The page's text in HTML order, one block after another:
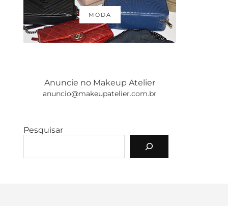
MODA
Anuncie no Makeup Atelier
anuncio@makeupatelier.com.br
Pesquisar